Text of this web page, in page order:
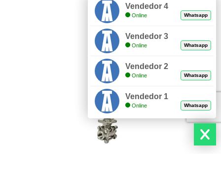
Vendedor 4
Online Whatsapp
Vendedor 3
Online Whatsapp
Vendedor 2
Online Whatsapp
Vendedor 1
Online Whatsapp